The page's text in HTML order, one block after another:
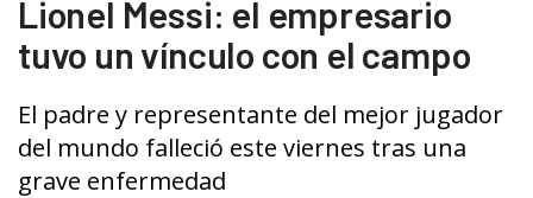
Lionel Messi: el empresario
tuvo un vínculo con el campo
El padre y representante del mejor jugador
del mundo falleció este viernes tras una
grave enfermedad